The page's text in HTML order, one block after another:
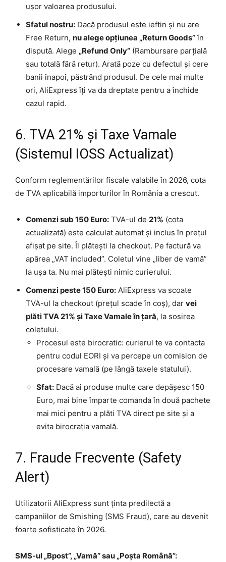
ușor valoarea produsului.
Sfatul nostru: Dacă produsul este ieftin și nu are
Free Return, nu alege opțiunea „Return Goods”în
dispută. Alege „Refund Only” (Rambursare parțială
sau totală fără retur). Arată poze cu defectul și cere
banii înapoi, păstrând produsul. De cele mai multe
ori, AliExpress îți va da dreptate pentru a închide
cazul rapid.
6. TVA 21% și Taxe Vamale
(Sistemul IOSS Actualizat)
Conform reglementărilor fiscale valabile în 2026, cota
de TVA aplicabilă importurilor în România a crescut.
Comenzi sub 150 Euro: TVA-ul de 21% (cota
actualizată) este calculat automat și inclus în prețul
afișat pe site. Îl plătești la checkout. Pe factură va
apărea „VAT included”. Coletul vine „liber de vamă”
la ușa ta. Nu mai plătești nimic curierului.
Comenzi peste 150 Euro: AliExpress va scoate
TVA-ul la checkout (prețul scade în coș), dar vei
plăti TVA 21% și Taxe Vamale în țară, la sosirea
coletului.
Procesul este birocratic: curierul te va contacta
pentru codul EORI și va percepe un comision de
procesare vamală (pe lângă taxele statului).
Sfat: Dacă ai produse multe care depășesc 150
Euro, mai bine împarte comanda în două pachete
mai mici pentru a plăti TVA direct pe site și a
evita birocrația vamală.
7. Fraude Frecvente (Safety
Alert)
Utilizatorii AliExpress sunt ținta predilectă a
campaniilor de Smishing (SMS Fraud), care au devenit
foarte sofisticate în 2026.
SMS-ul „Bpost”, „Vamă” sau „Poșta Română”: